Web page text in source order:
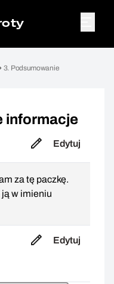
3. Podsumowanie
informacje
Edytuj
za tę paczkę.
w imieniu
Edytuj